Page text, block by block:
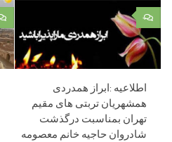
۰
اطلاعیه :ابراز همدردی
همشهریان تربتی های مقیم
تهران بمناسبت درگذشت
شادروان حاجیه خانم معصومه